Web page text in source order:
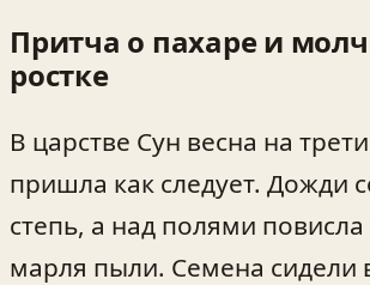
Притча о пахаре и
ростке
В царстве Сун весна на
пришла как следует. Дожди
степь, а над полями повисла
марля пыли. Семена сидели